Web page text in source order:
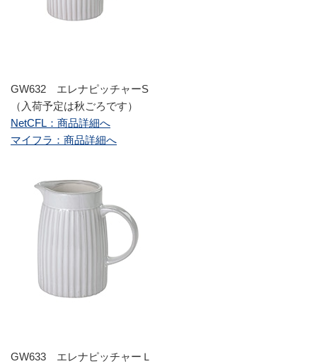
GW632 エレナピッチャーS
（入荷予定は秋ごろです）
NetCFL：商品詳細へ
マイフラ：商品詳細へ
GW633 エレナピッチャーＬ